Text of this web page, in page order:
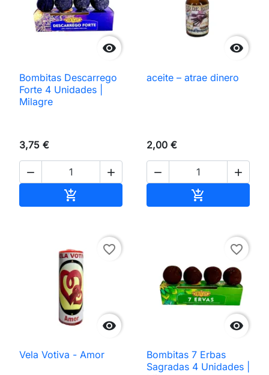

Bombitas Descarrego
Forte 4 Unidades |
Milagre
3,75 €
 


aceite – atrae dinero
2,00 €
 


favorite_border
Vela Votiva - Amor

favorite_border
Bombitas 7 Erbas
Sagradas 4 Unidades |